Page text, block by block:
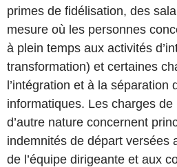
primes de fidélisation, des
mesure où les personnes
à plein temps aux activités
transformation) et certaines
l’intégration et à la séparation
informatiques. Les charges
d’autre nature concernent
indemnités de départ versées
de l’équipe dirigeante et aux